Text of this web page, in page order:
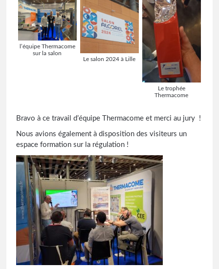
l’équipe Thermacome
sur la salon
Le salon 2024 à Lille
Le trophée
Thermacome
Bravo à ce travail d’équipe Thermacome et merci au jury !
Nous avions également à disposition des visiteurs un
espace formation sur la régulation !